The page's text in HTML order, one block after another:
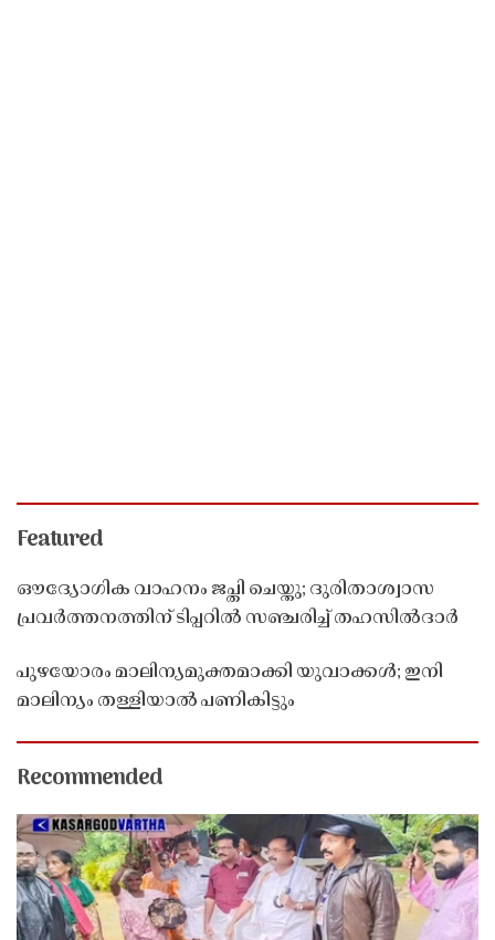
Featured
ഔദ്യോഗിക വാഹനം ജപ്തി ചെയ്തു; ദുരിതാശ്വാസ
പ്രവർത്തനത്തിന് ടിപ്പറിൽ സഞ്ചരിച്ച് തഹസിൽദാർ
പുഴയോരം മാലിന്യമുക്തമാക്കി യുവാക്കൾ; ഇനി
മാലിന്യം തള്ളിയാൽ പണികിട്ടും
Recommended